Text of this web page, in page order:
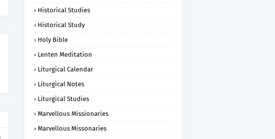
Historical Studies
Historical Study
Holy Bible
Lenten Meditation
Liturgical Calendar
Liturgical Notes
Liturgical Studies
Marvellous Missionaries
Marvellous Missonaries